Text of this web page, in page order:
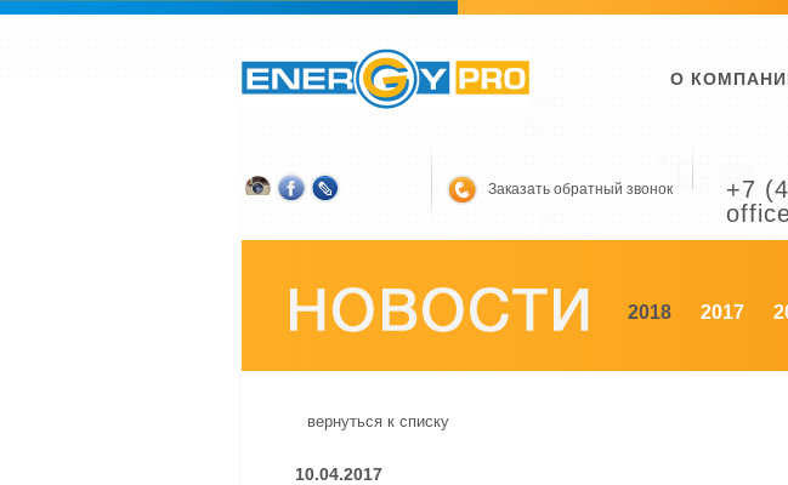
О
Заказать обратный звонок
+7
2018 2017
вернуться к списку
10.04.2017